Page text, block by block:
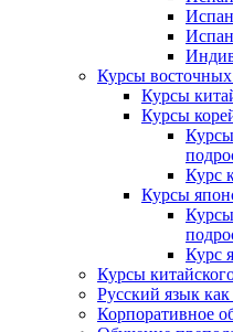
Курсы восточных
Курсы
Курсы
Курсы
Курс
Курсы
Курс
Курсы
Русский язык
Корпоративное